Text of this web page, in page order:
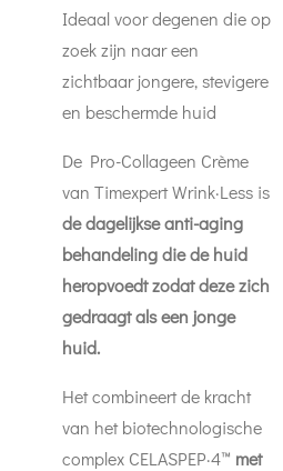
Ideaal voor degenen die op
zoek zijn naar een
zichtbaar jongere, stevigere
en beschermde huid
De Pro-Collageen Crème
van Timexpert Wrink·Less is
de dagelijkse anti-aging
behandeling die de huid
heropvoedt zodat deze zich
gedraagt als een jonge
huid.
Het combineert de kracht
van het biotechnologische
complex CELASPEP·4™ met